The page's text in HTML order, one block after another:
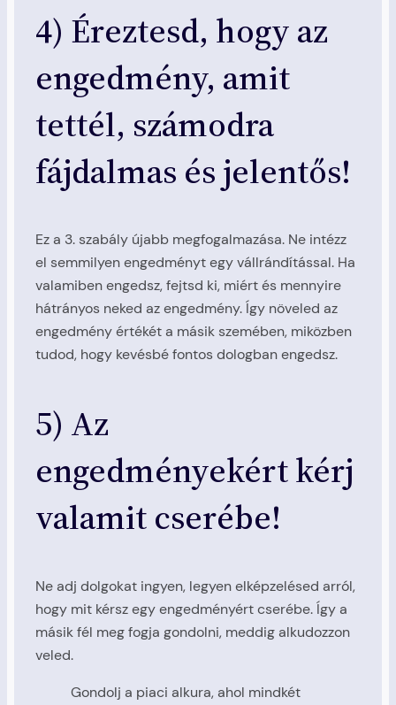
4) Éreztesd, hogy az
engedmény, amit
tettél, számodra
fájdalmas és jelentős!
Ez a 3. szabály újabb megfogalmazása. Ne intézz
el semmilyen engedményt egy vállrándítással. Ha
valamiben engedsz, fejtsd ki, miért és mennyire
hátrányos neked az engedmény. Így növeled az
engedmény értékét a másik szemében, miközben
tudod, hogy kevésbé fontos dologban engedsz.
5) Az
engedményekért kérj
valamit cserébe!
Ne adj dolgokat ingyen, legyen elképzelésed arról,
hogy mit kérsz egy engedményért cserébe. Így a
másik fél meg fogja gondolni, meddig alkudozzon
veled.
Gondolj a piaci alkura, ahol mindkét